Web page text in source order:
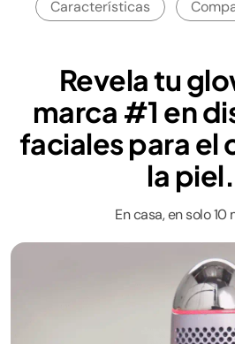
Características
Revela tu
marca #1 en
faciales para el
la
En casa, en solo 10